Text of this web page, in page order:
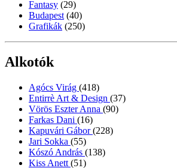
Fantasy (29)
Budapest (40)
Grafikák (250)
Alkotók
Agócs Virág (418)
Entirrè Art & Design (37)
Vörös Eszter Anna (90)
Farkas Dani (16)
Kapuvári Gábor(228)
Jari Sokka (55)
Kószó András (138)
Kiss Anett (51)